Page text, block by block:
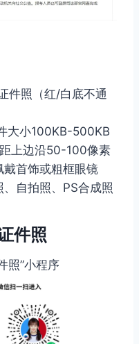
件照（红/白底不通
大小100KB-500KB
上边沿50-100像素
戴首饰或粗框眼镜
自拍照、PS合成照
件照
照”小程序